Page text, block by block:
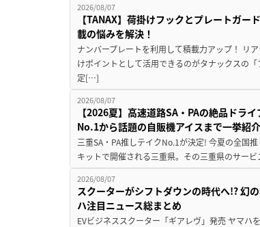
2026/08/07
【TANAX】荷掛けフックとプレートガ
載の悩みを解決！
ナンバープレートを利用して積載力アップ！ リ
けポイントとして活用できるのがタナックスの
定[…]
2026/08/07
【2026夏】高速道路SA・PAの絶品ドラ
No.1から話題の自販機アイスまで一挙紹介
三重SA・PA推しテイクNo.1が決定! 今夏の全国
キットで開催される三重県。その三重県のサー
2026/08/07
スクーターがシフトダウンの時代へ!? 幻
ハ注目ニュース総まとめ
EVビジネススクーター「ギアレヴ」発売 ヤマハ